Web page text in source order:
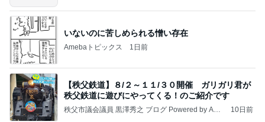
いないのに苦しめられる憎い存在
Amebaトピックス 1日前
【秩父鉄道】８/２～１１/３０開催 ガリガリ君が
秩父鉄道に遊びにやってくる！のご紹介です
秩父市議会議員 黒澤秀之 ブログ Powered by Ame
10日前